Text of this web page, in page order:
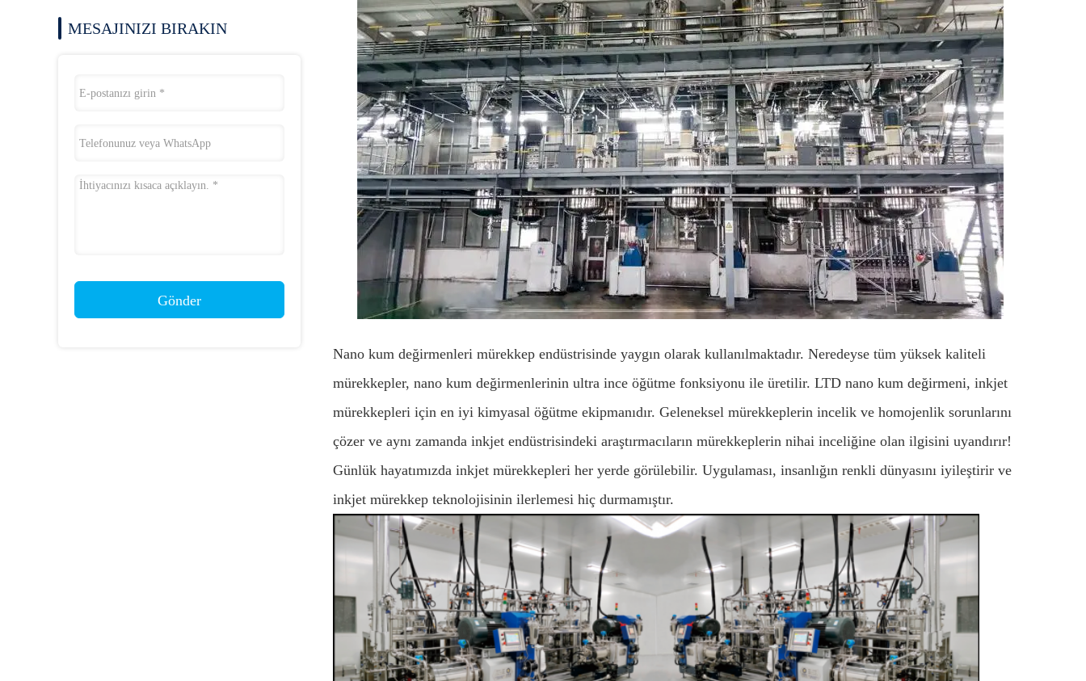
MESAJINIZI BIRAKIN
Gönder
Nano kum değirmenleri mürekkep endüstrisinde yaygın olarak kullanılmaktadır. Neredeyse tüm yüksek kaliteli
mürekkepler, nano kum değirmenlerinin ultra ince öğütme fonksiyonu ile üretilir. LTD nano kum değirmeni, inkjet
mürekkepleri için en iyi kimyasal öğütme ekipmanıdır. Geleneksel mürekkeplerin incelik ve homojenlik sorunlarını
çözer ve aynı zamanda inkjet endüstrisindeki araştırmacıların mürekkeplerin nihai inceliğine olan ilgisini uyandırır!
Günlük hayatımızda inkjet mürekkepleri her yerde görülebilir. Uygulaması, insanlığın renkli dünyasını iyileştirir ve
inkjet mürekkep teknolojisinin ilerlemesi hiç durmamıştır.